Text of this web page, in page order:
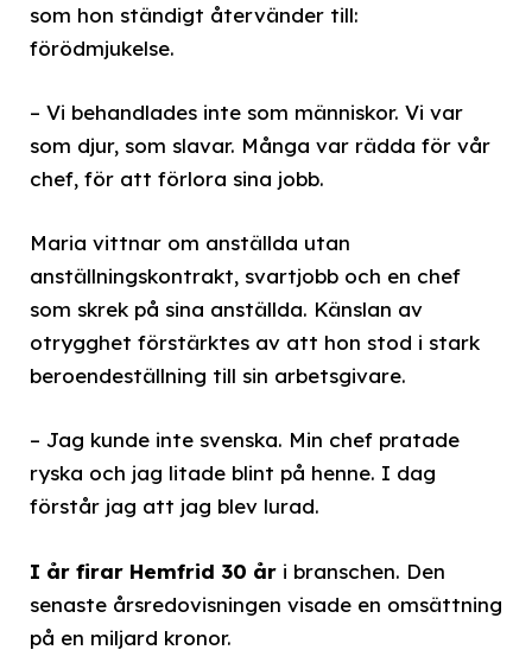
som hon ständigt återvänder till:
förödmjukelse.
– Vi behandlades inte som människor. Vi var
som djur, som slavar. Många var rädda för vår
chef, för att förlora sina jobb.
Maria vittnar om anställda utan
anställningskontrakt, svartjobb och en chef
som skrek på sina anställda. Känslan av
otrygghet förstärktes av att hon stod i stark
beroendeställning till sin arbetsgivare.
– Jag kunde inte svenska. Min chef pratade
ryska och jag litade blint på henne. I dag
förstår jag att jag blev lurad.
I år firar Hemfrid 30 år i branschen. Den
senaste årsredovisningen visade en omsättning
på en miljard kronor.